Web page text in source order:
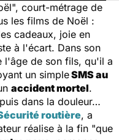
court-métrage de
les films de Noël :
cadeaux, joie en
à l'écart. Dans son
l'âge de son fils, qu'il a
un simpleSMS au
accident mortel.
dans la douleur…
routière, a
réalise à la fin "que